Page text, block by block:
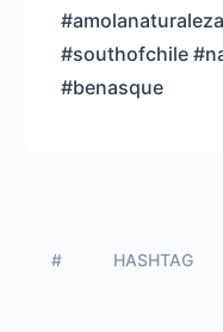
#southofchile
#benasque
# HASHTAG